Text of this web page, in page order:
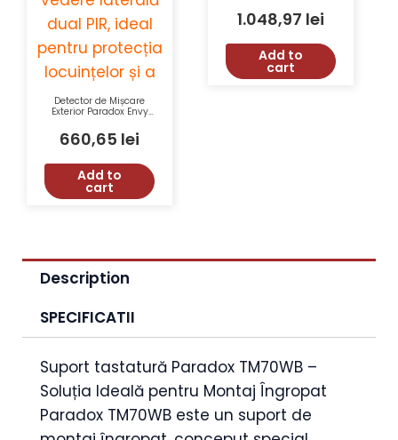
Detector de Mișcare
Exterior Paradox Envy
PIR, Antimasking, Pet
Immunity, -35°C la
660,65 lei
Add to
cart
1.048,97 lei
Add to
cart
Description
SPECIFICATII
Suport tastatură Paradox TM70WB –
Soluția Ideală pentru Montaj Îngropat
Paradox TM70WB este un suport de